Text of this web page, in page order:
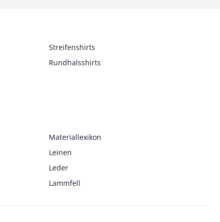
Streifenshirts
Rundhalsshirts
Materiallexikon
Leinen
Leder
Lammfell